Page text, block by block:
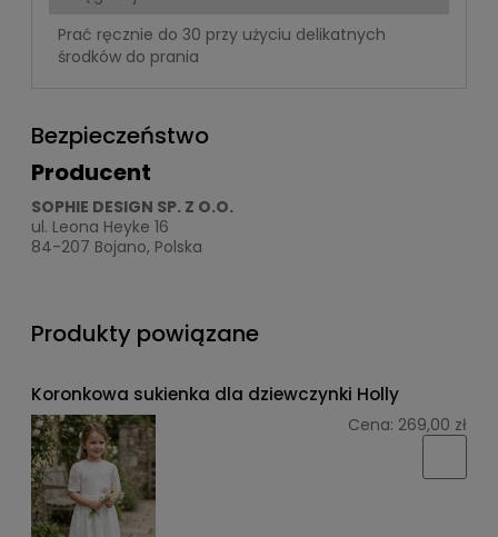
Prać ręcznie do 30 przy użyciu delikatnych
środków do prania
Bezpieczeństwo
Producent
SOPHIE DESIGN SP. Z O.O.
ul. Leona Heyke 16
84-207 Bojano, Polska
Produkty powiązane
Koronkowa sukienka dla dziewczynki Holly
Cena: 269,00 zł